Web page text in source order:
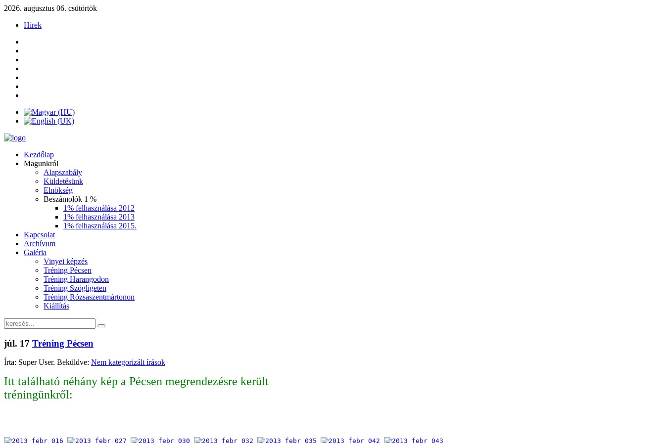
2026. augusztus 06. csütörtök
Hírek
Kezdőlap
Magunkról
Alapszabály
Küldetésünk
Elnökség
Beszámolók 1 %
1% felhasználása 2012
1% felhasználása 2013
1% felhasználása 2015.
Kapcsolat
Archívum
Galéria
Vinyei képzés
Tréning Pécsen
Tréning Harangodon
Tréning Szögligeten
Tréning Rózsaszentmártonon
Kiállítás
júl. 17 Tréning Pécsen
Írta: Super User. Beküldve: Nem kategorizált írások
Itt található néhány kép a Pécsen megrendezésre került
tréningünkről: